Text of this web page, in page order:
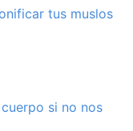
tus muslos
si no nos